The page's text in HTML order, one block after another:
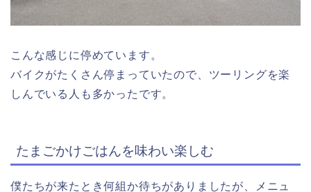
こんな感じに停めています。
バイクがたくさん停まっていたので、ツーリングを楽
しんでいる人も多かったです。
たまごかけごはんを味わい楽しむ
僕たちが来たとき何組か待ちがありましたが、メニュ